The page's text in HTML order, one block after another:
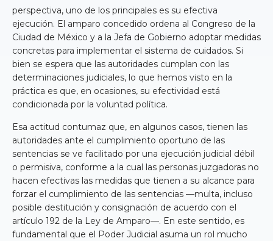
perspectiva, uno de los principales es su efectiva
ejecución. El amparo concedido ordena al Congreso de la
Ciudad de México y a la Jefa de Gobierno adoptar medidas
concretas para implementar el sistema de cuidados. Si
bien se espera que las autoridades cumplan con las
determinaciones judiciales, lo que hemos visto en la
práctica es que, en ocasiones, su efectividad está
condicionada por la voluntad política.
Esa actitud contumaz que, en algunos casos, tienen las
autoridades ante el cumplimiento oportuno de las
sentencias se ve facilitado por una ejecución judicial débil
o permisiva, conforme a la cual las personas juzgadoras no
hacen efectivas las medidas que tienen a su alcance para
forzar el cumplimiento de las sentencias —multa, incluso
posible destitución y consignación de acuerdo con el
artículo 192 de la Ley de Amparo—. En este sentido, es
fundamental que el Poder Judicial asuma un rol mucho